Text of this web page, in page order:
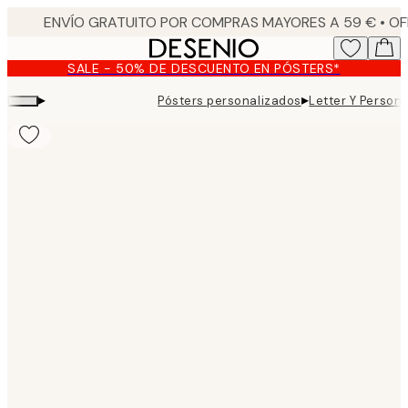
content.SALE - 50% DE DESCUENTO EN PÓSTERS*
▸ Pósters personalizados▸Letter Y